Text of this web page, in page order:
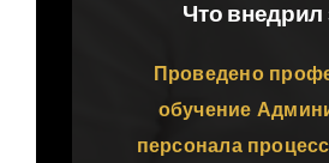
Что внедрил
Проведено
обучение
персонала